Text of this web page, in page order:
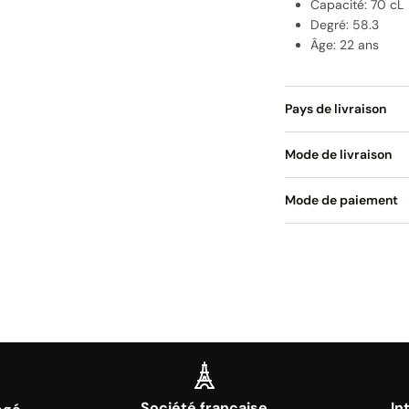
Capacité: 70 cL
Degré: 58.3
Âge: 22 ans
Pays de livraison
Mode de livraison
Mode de paiement